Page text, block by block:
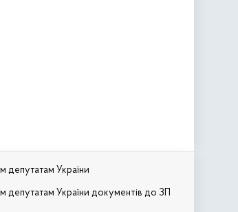
депутатам України
депутатам України документів до ЗП